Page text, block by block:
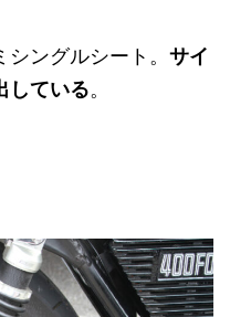
ングルシート。 サイ
している。